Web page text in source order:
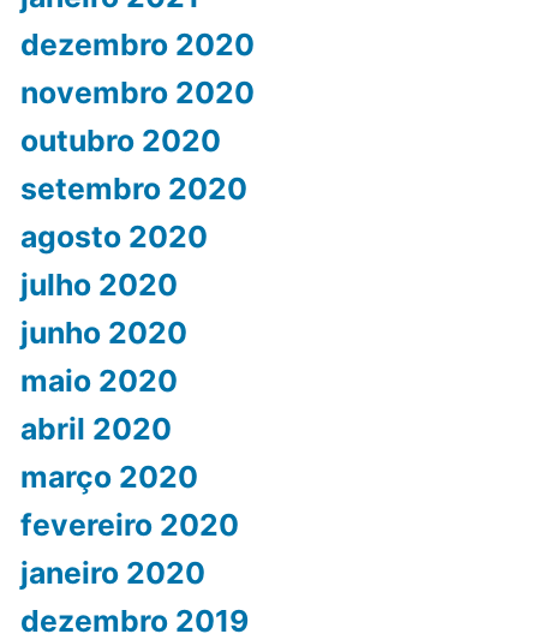
dezembro 2020
novembro 2020
outubro 2020
setembro 2020
agosto 2020
julho 2020
junho 2020
maio 2020
abril 2020
março 2020
fevereiro 2020
janeiro 2020
dezembro 2019